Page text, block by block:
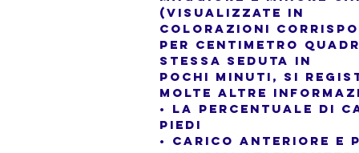
(visualizzate in
colorazioni
per centimetro
stessa seduta in
pochi minuti, si
molte altre
• La percentuale di
piedi
• Carico anteriore e